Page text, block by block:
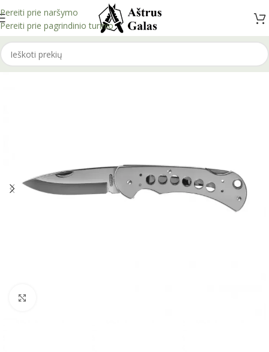
Pereiti prie naršymo
Pereiti prie pagrindinio turinio